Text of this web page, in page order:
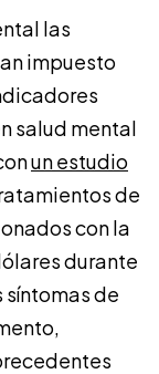
las
impuesto
salud mental
un estudio
de
con la
durante
síntomas de